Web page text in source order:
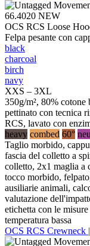
66.4020 NEW
OCS RCS Loose
Felpa pesante con
black
charcoal
birch
navy
XXS – 3XL
350g/m², 80%
pettinato con tecnica
RCS, lavato con
heavy combed 60°
Taglio morbido,
fascia del colletto a
colletto, 2x1 maglia a
tocco morbido,
ausiliarie animali,
valutazione
etichetta con le
temperatura bassa
OCS RCS Crewneck